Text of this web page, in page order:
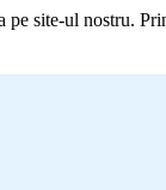
pe site-ul